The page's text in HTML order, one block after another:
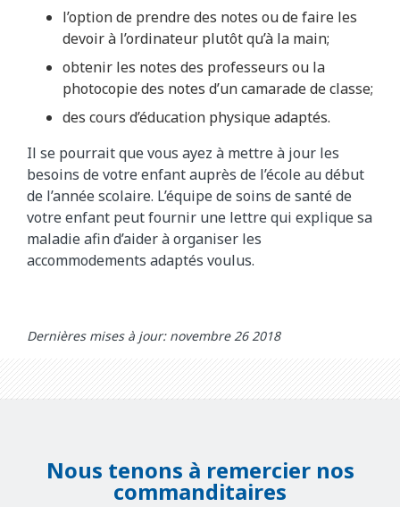
l’option de prendre des notes ou de faire les
devoir à l’ordinateur plutôt qu’à la main;
obtenir les notes des professeurs ou la
photocopie des notes d’un camarade de classe;
des cours d’éducation physique adaptés.
Il se pourrait que vous ayez à mettre à jour les
besoins de votre enfant auprès de l’école au début
de l’année scolaire. L’équipe de soins de santé de
votre enfant peut fournir une lettre qui explique sa
maladie afin d’aider à organiser les
accommodements adaptés voulus.
Dernières mises à jour: novembre 26 2018
Nous tenons à remercier nos
commanditaires